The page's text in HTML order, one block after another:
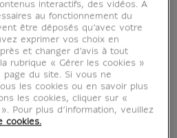
interactifs, des vidéos. A
au fonctionnement du
être déposés qu’avec votre
exprimer vos choix en
et changer d’avis à tout
rubrique « Gérer les cookies »
page du site. Si vous ne
les cookies ou en savoir plus
les cookies, cliquer sur «
Pour plus d’information, veuillez
cookies.